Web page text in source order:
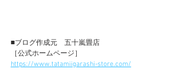
■ブログ作成元　五十嵐畳店
［公式ホームページ］
https://www.tatamiigarashi-store.com/